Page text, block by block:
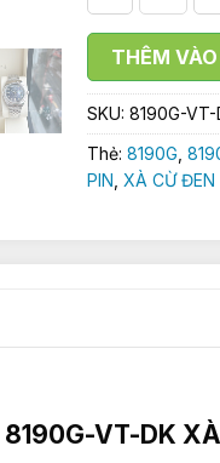
THÊM
SKU: 8190G-VT-
Thẻ: 8190G
PIN XÀ CỪ ĐEN
8190G-VT-DK